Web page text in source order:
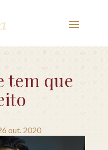
tem que
out. 2020